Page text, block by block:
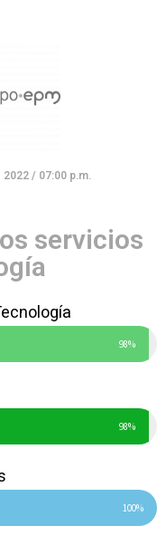
/ 07:00 p.m.
servicios
98%
98%
100%